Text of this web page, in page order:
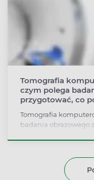
Tomografia
czym polega
przygotować, co
Tomografia
badania obrazowego
kręgosłupa, którego
innych badaniach,